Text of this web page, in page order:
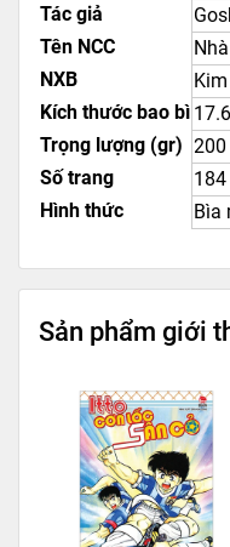
Tác giả
Tên NCC
NXB
Kích thước bao bì
Trọng lượng (gr) 200
Số trang
184
Hình thức
Bìa
Sản phẩm giới